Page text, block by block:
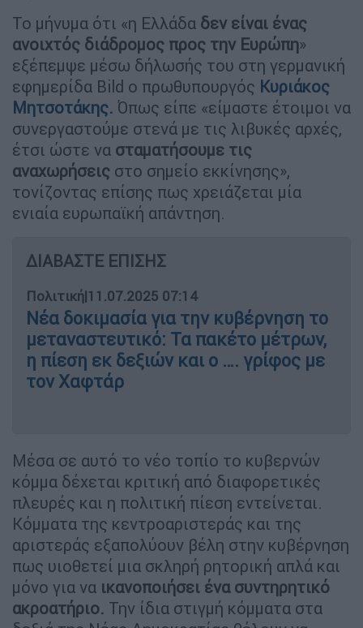
Το μήνυμα ότι «η Ελλάδα δεν είναι ένας
ανοιχτός διάδρομος προς την Ευρώπη»
εξέπεμψε μέσω δήλωσής του στη γερμανική
εφημερίδα Bild ο πρωθυπουργός Κυριάκος
Μητσοτάκης. Όπως είπε «είμαστε έτοιμοι να
συνεργαστούμε στενά με τις λιβυκές αρχές,
έτσι ώστε να σταματήσουμε τις
αναχωρήσεις στο σημείο εκκίνησης»,
τονίζοντας επίσης πως χρειάζεται μία
ενιαία ευρωπαϊκή απάντηση.
ΔΙΑΒΑΣΤΕ ΕΠΙΣΗΣ
Πολιτική|11.07.2025 07:14
Νέα δοκιμασία για την κυβέρνηση το
μεταναστευτικό: Τα πακέτο μέτρων,
η πίεση εκ δεξιών και ο …. γρίφος με
τον Χαφτάρ
Μέσα σε αυτό το νέο τοπίο το κυβερνών
κόμμα δέχεται κριτική από διαφορετικές
πλευρές και η πολιτική πίεση εντείνεται.
Κόμματα της κεντροαριστεράς και της
αριστεράς εξαπολύουν βέλη στην κυβέρνηση
πως υιοθετεί μια σκληρή ρητορική απλά και
μόνο για να ικανοποιήσει ένα συντηρητικό
ακροατήριο. Την ίδια στιγμή κόμματα στα